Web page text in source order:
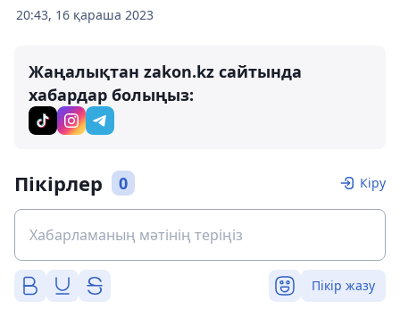
20:43, 16 қараша 2023
Жаңалықтан zakon.kz сайтында
хабардар болыңыз:
Пікірлер 0 Кіру
Пікір жазу